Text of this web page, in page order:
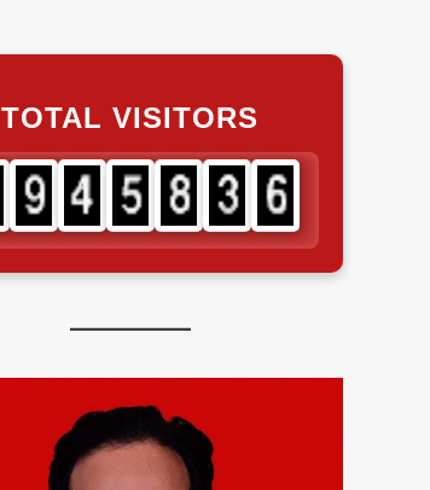
TOTAL VISITORS